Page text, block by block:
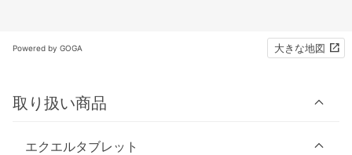
Powered by GOGA 大きな地図
取り扱い商品
エクエルタブレット